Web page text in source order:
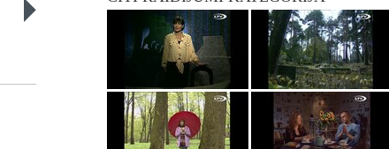
Zelta baroks Mūzika klusumā